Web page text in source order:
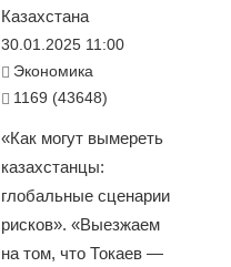
Казахстана
30.01.2025 11:00
Экономика
1169 (43648)
«Как могут вымереть
казахстанцы:
глобальные сценарии
рисков». «Выезжаем
на том, что Токаев —